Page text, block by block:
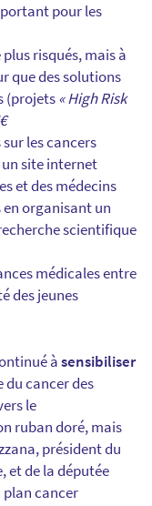
pour les
risqués, mais à
que des solutions
(projets« High Risk
les cancers
site internet
et des médecins
en organisant un
scientifique
médicales entre
des jeunes
àsensibiliser
du cancer des
le
ruban doré, mais
président du
et de la députée
cancer